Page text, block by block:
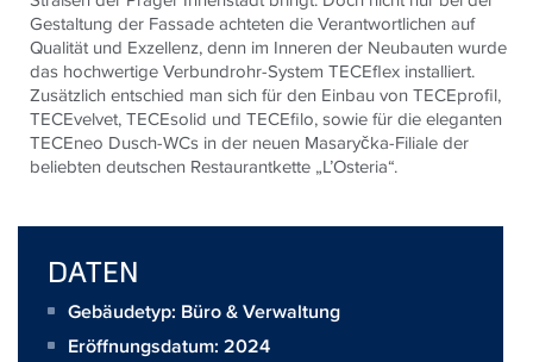
Gestaltung der Fassade achteten die Verantwortlichen auf
Qualität und Exzellenz, denn im Inneren der Neubauten wurde
das hochwertige Verbundrohr-System TECEflex installiert.
Zusätzlich entschied mansich für den Einbau von TECEprofil,
TECEvelvet, TECEsolid und TECEfilo, sowie für die eleganten
TECEneo Dusch-WCs in der neuen Masaryčka-Filiale der
beliebten deutschen Restaurantkette „L’Osteria“.
DATEN
Gebäudetyp: Büro & Verwaltung
Eröffnungsdatum: 2024